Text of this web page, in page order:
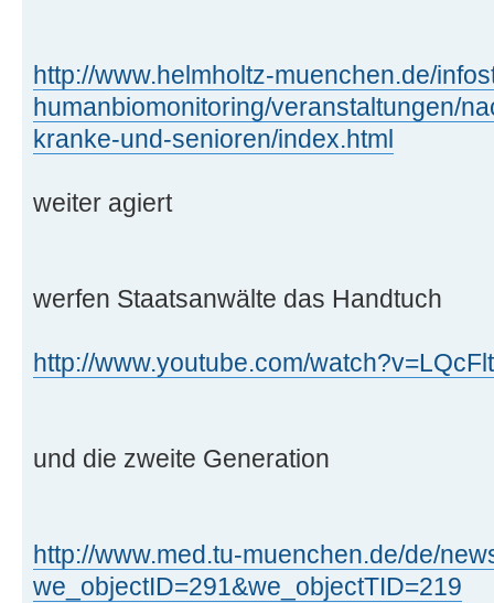
http://www.helmholtz-muenchen.de/
humanbiomonitoring/veranstaltungen/
kranke-und-senioren/index.html
weiter agiert
werfen Staatsanwälte das Handtuch
http://www.youtube.com/
und die zweite Generation
http://www.med.tu-muenchen.de/de/
we_objectID=291&we_objectTID=219